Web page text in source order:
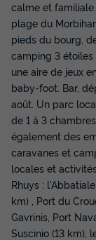
Annulation
Surface
23m²
Terrasse semi-
Salon de jardin
MOBILHOME 4
du12/09/2026
Meilleur prix
Modifier les dates
calme et
plage du
pieds du bourg,
camping 3 étoiles
une aire de jeux
baby-foot. Bar,
août. Un parc
de 1 à 3
également des
caravanes et
locales et
Rhuys :
km) , Port du
Gavrinis, Port
Suscinio (13 km),